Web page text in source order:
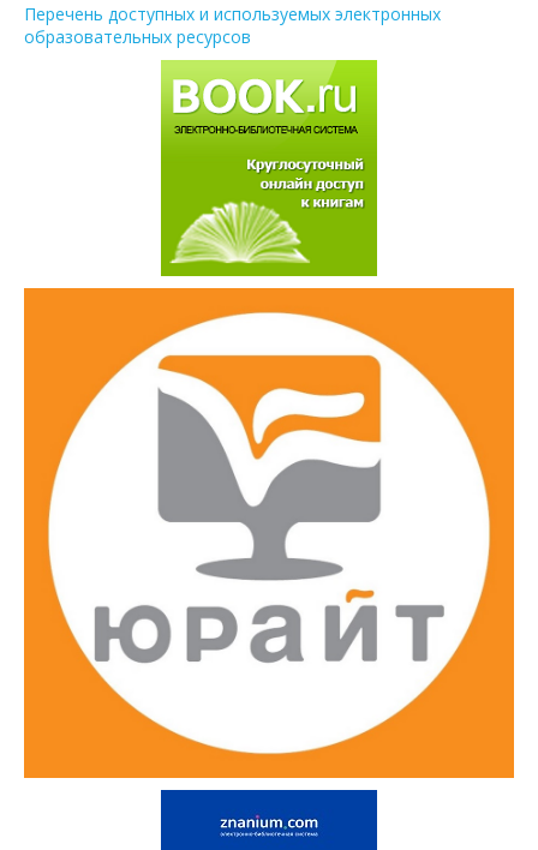
Перечень доступных и используемых электронных
образовательных ресурсов